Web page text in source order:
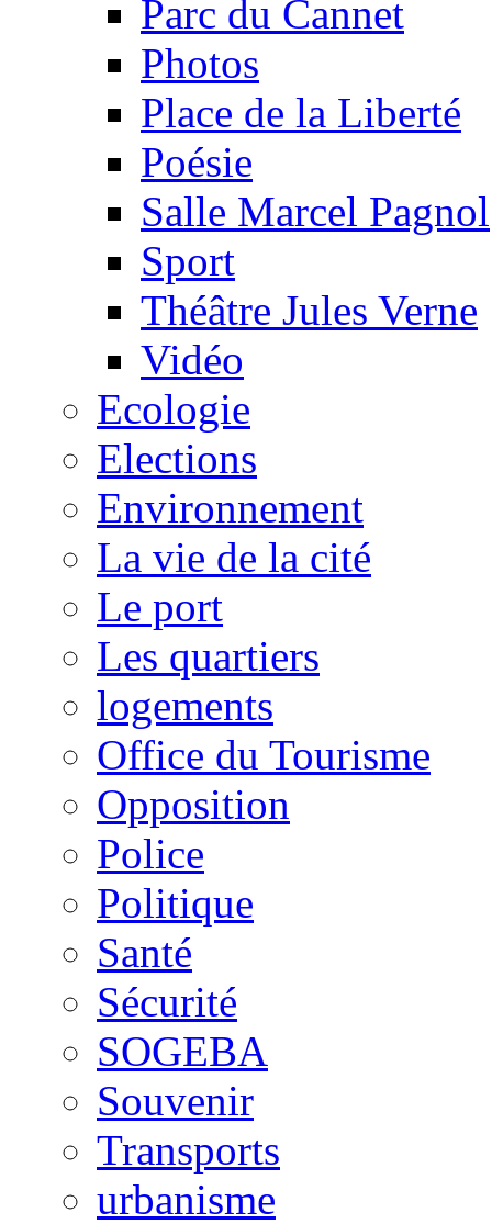
Parc du Cannet
Photos
Place de la Liberté
Poésie
Salle Marcel Pagnol
Sport
Théâtre Jules Verne
Vidéo
Ecologie
Elections
Environnement
La vie de la cité
Le port
Les quartiers
logements
Office du Tourisme
Opposition
Police
Politique
Santé
Sécurité
SOGEBA
Souvenir
Transports
urbanisme